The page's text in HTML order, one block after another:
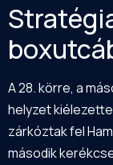
A 28. körre, a
helyzet
zárkóztak fel
második